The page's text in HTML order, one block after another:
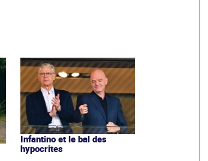
Infantino et le bal des
hypocrites